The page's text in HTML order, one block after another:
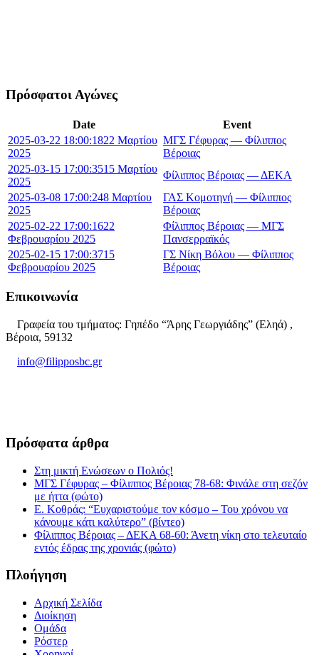
Πρόσφατοι Αγώνες
Date
Event
2025-03-22 18:00:1822 Μαρτίου
2025
ΜΓΣ Γέφυρας — Φίλιππος
Βέροιας
2025-03-15 17:00:3515 Μαρτίου
2025
Φίλιππος Βέροιας — ΔΕΚΑ
2025-03-08 17:00:248 Μαρτίου
2025
ΓΑΣ Κομοτηνή — Φίλιππος
Βέροιας
2025-02-22 17:00:1622
Φεβρουαρίου 2025
Φίλιππος Βέροιας — ΜΓΣ
Πανσερραϊκός
2025-02-15 17:00:3715
Φεβρουαρίου 2025
ΓΣ Νίκη Βόλου — Φίλιππος
Βέροιας
Επικοινωνία
Γραφεία του τμήματος: Γηπέδο “Άρης Γεωργιάδης” (Εληά) ,
Βέροια, 59132
info@filipposbc.gr
Πρόσφατα άρθρα
Στη μικτή Ενώσεων ο Πολιός!
ΜΓΣ Γέφυρας – Φίλιππος Βέροιας 78-68: Φινάλε στη σεζόν
με ήττα (φώτο)
Ε. Κοθράς: “Ευχαριστούμε τον κόσμο – Του χρόνου να
κάνουμε κάτι καλύτερο” (βίντεο)
Φίλιππος Βέροιας – ΔΕΚΑ 68-60: Άνετη νίκη στο τελευταίο
εντός έδρας της χρονιάς (φώτο)
Πλοήγηση
Αρχική Σελίδα
Διοίκηση
Ομάδα
Ρόστερ